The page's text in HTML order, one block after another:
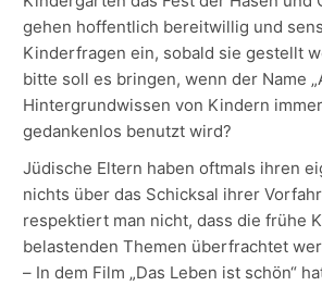
gehen hoffentlich bereitwillig und
Kinderfragen ein, sobald sie gestellt
bitte soll es bringen, wenn der Name
Hintergrundwissen von Kindern
gedankenlos benutzt wird?
Jüdische Eltern haben oftmals ihren
nichts über das Schicksal ihrer
respektiert man nicht, dass die frühe
belastenden Themen überfrachtet
– In dem Film „Das Leben ist schön“